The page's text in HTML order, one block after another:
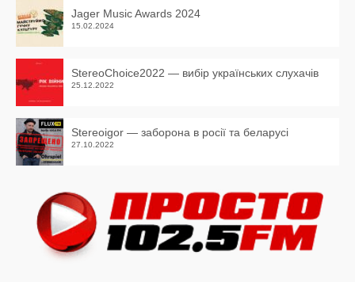
Jager Music Awards 2024
15.02.2024
StereoChoice2022 — вибір українських слухачів
25.12.2022
Stereoigor — заборона в росії та беларусі
27.10.2022